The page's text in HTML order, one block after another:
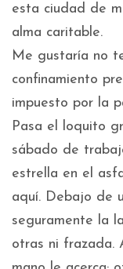
esta ciudad de
alma caritable.
Me gustaría no
confinamiento
impuesto por la
Pasa el loquito
sábado de
estrella en el
aquí. Debajo de
seguramente la
otras ni frazada.